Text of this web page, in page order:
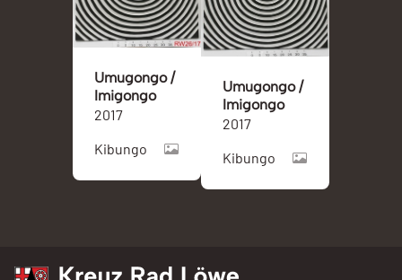
Umugongo /
Imigongo
2017
Kibungo
Umugongo /
Imigongo
2017
Kibungo